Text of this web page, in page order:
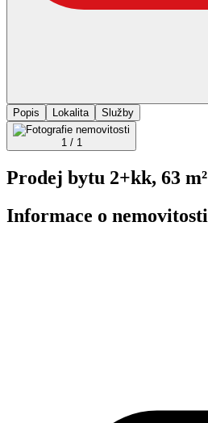
Popis
Lokalita Služby
1 / 1
Prodej bytu 2+kk, 63 m²
Informace o nemovitosti